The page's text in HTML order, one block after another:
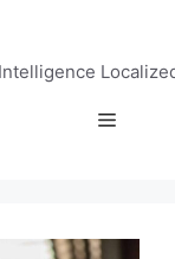
Menu